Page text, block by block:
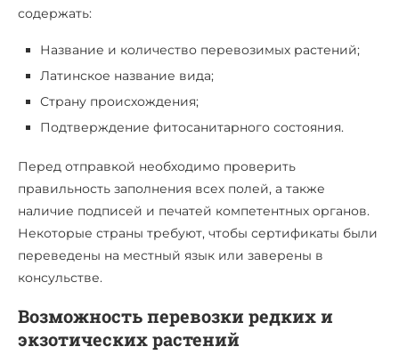
содержать:
Название и количество перевозимых растений;
Латинское название вида;
Страну происхождения;
Подтверждение фитосанитарного состояния.
Перед отправкой необходимо проверить
правильность заполнения всех полей, а также
наличие подписей и печатей компетентных органов.
Некоторые страны требуют, чтобы сертификаты были
переведены на местный язык или заверены в
консульстве.
Возможность перевозки редких и
экзотических растений